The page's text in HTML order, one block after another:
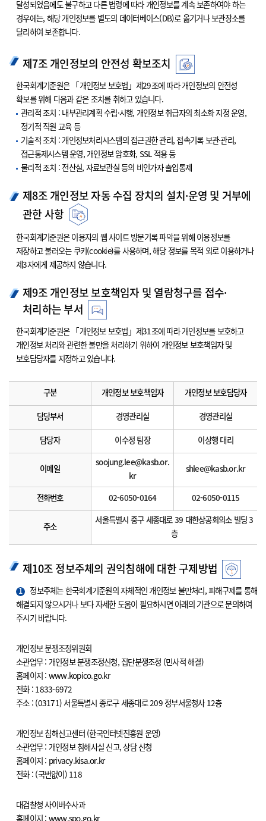
달성되었음에도 불구하고 다른 법령에 따라 개인정보를 계속 보존하여야 하는
경우에는, 해당 개인정보를 별도의 데이터베이스(DB)로 옮기거나 보관장소를
달리하여 보존합니다.
제7조 개인정보의 안전성 확보조치
한국회계기준원은 「개인정보 보호법」제29조에 따라 개인정보의 안전성
확보를 위해 다음과 같은 조치를 취하고 있습니다.
관리적 조치 : 내부관리계획 수립·시행, 개인정보 취급자의 최소화 지정 운영,
정기적 직원 교육 등
기술적 조치 : 개인정보처리시스템의 접근권한 관리, 접속기록 보관·관리,
접근통제시스템 운영, 개인정보 암호화, SSL 적용 등
물리적 조치 : 전산실, 자료보관실 등의 비인가자 출입통제
제8조 개인정보 자동 수집 장치의 설치·운영 및 거부에
관한 사항
한국회계기준원은 이용자의 웹 사이트 방문기록 파악을 위해 이용정보를
저장하고 불러오는 쿠키(cookie)를 사용하며, 해당 정보를 목적 외로 이용하거나
제3자에게 제공하지 않습니다.
제9조 개인정보 보호책임자 및 열람청구를 접수·
처리하는 부서
한국회계기준원은 「개인정보 보호법」제31조에 따라 개인정보를 보호하고
개인정보 처리와 관련한 불만을 처리하기 위하여 개인정보 보호책임자 및
보호담당자를 지정하고 있습니다.
구분 개인정보 보호책임자 개인정보 보호담당자
담당부서 경영관리실 경영관리실
담당자 이수정 팀장 이상행 대리
이메일
soojung.lee@kasb.or.
kr
shlee@kasb.or.kr
전화번호 02-6050-0164 02-6050-0115
주소
서울특별시 중구 세종대로 39 대한상공회의소 빌딩 3
층
제10조 정보주체의 권익침해에 대한 구제방법
1
정보주체는 한국회계기준원의 자체적인 개인정보 불만처리, 피해구제를 통해
해결되지 않으시거나 보다 자세한 도움이 필요하시면 아래의 기관으로 문의하여
주시기 바랍니다.
개인정보 분쟁조정위원회
소관업무 : 개인정보 분쟁조정신청, 집단분쟁조정 (민사적 해결)
홈페이지 : www.kopico.go.kr
전화 : 1833-6972
주소 : (03171) 서울특별시 종로구 세종대로 209 정부서울청사 12층
개인정보 침해신고센터 (한국인터넷진흥원 운영)
소관업무 : 개인정보 침해사실 신고, 상담 신청
홈페이지 : privacy.kisa.or.kr
전화 : (국번없이) 118
대검찰청 사이버수사과
홈페이지 : www.spo.go.kr